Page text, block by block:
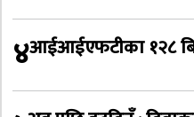
४आईआईएफटीका १२८